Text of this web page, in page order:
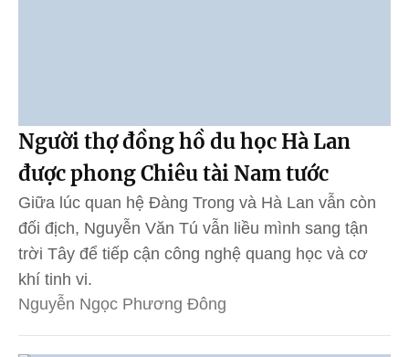
Người thợ đồng hồ du học Hà Lan
được phong Chiêu tài Nam tước
Giữa lúc quan hệ Đàng Trong và Hà Lan vẫn còn
đối địch, Nguyễn Văn Tú vẫn liều mình sang tận
trời Tây để tiếp cận công nghệ quang học và cơ
khí tinh vi.
Nguyễn Ngọc Phương Đông